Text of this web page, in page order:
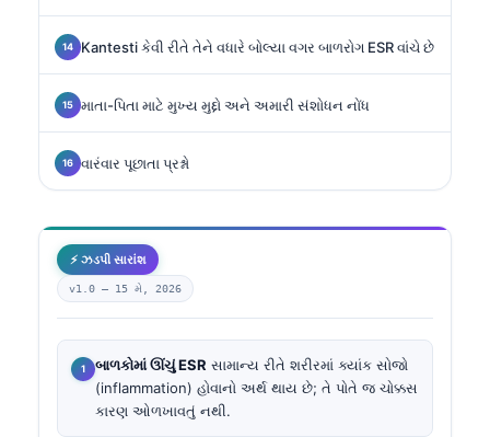
Kantesti કેવી રીતે તેને વધારે બોલ્યા વગર બાળરોગ ESR વાંચે છે
માતા-પિતા માટે મુખ્ય મુદ્દો અને અમારી સંશોધન નોંધ
વારંવાર પૂછાતા પ્રશ્નો
⚡ ઝડપી સારાંશ
v1.0 — 15 મે, 2026
બાળકોમાં ઊંચું ESR સામાન્ય રીતે શરીરમાં ક્યાંક સોજો
(inflammation) હોવાનો અર્થ થાય છે; તે પોતે જ ચોક્કસ
કારણ ઓળખાવતું નથી.